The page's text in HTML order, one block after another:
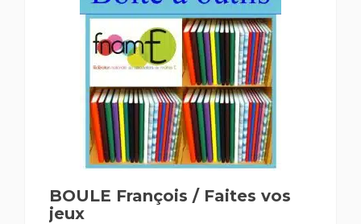
BOULE François / Faites vos
jeux